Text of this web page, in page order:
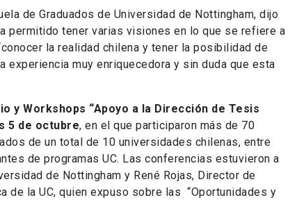
de Graduados de Universidad de Nottingham, dijo
permitido tener varias visiones en lo que se refiere a
la realidad chilena y tener la posibilidad de
muy enriquecedora y sin duda que esta
y Workshops “Apoyo a la Dirección de Tesis
5 de octubre, en el que participaron más de 70
de un total de 10 universidades chilenas, entre
de programas UC. Las conferencias estuvieron a
de Nottingham y René Rojas, Director de
de la UC, quien expuso sobre las “Oportunidades y